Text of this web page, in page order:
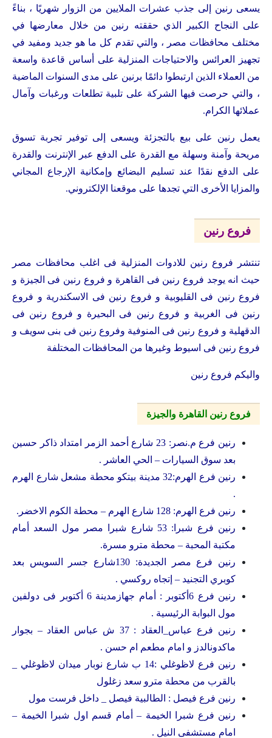
يسعى رنين إلى جذب عشرات الملايين من الزوار شهريًا ، بناءً
على النجاح الكبير الذي حققته رنين من خلال معارضها في
مختلف محافظات مصر ، والتي تقدم كل ما هو جديد ومفيد في
تجهيز العرائس والاحتياجات المنزلية على أساس قاعدة واسعة
من العملاء الذين ارتبطوا دائمًا برنين على مدى السنوات الماضية
، والتي حرصت فيها الشركة على تلبية تطلعات ورغبات وآمال
عملائها الكرام.
يعمل رنين على بيع بالتجزئة ويسعى إلى توفير تجربة تسوق
مريحة وآمنة وسهلة مع القدرة على الدفع عبر الإنترنت والقدرة
على الدفع نقدًا عند تسليم البضائع وإمكانية الإرجاع المجاني
والمزايا الأخرى التي تجدها على موقعنا الإلكتروني.
فروع رنين
تنتشر فروع رنين للادوات المنزلية فى اغلب محافظات مصر
حيث انه يوجد فروع رنين فى القاهرة و فروع رنين فى الجيزة و
فروع رنين فى القليوبية و فروع رنين فى الاسكندرية و فروع
رنين فى الغربية و فروع رنين فى البحيرة و فروع رنين فى
الدقهلية و فروع رنين فى المنوفية وفروع رنين فى بنى سويف و
فروع رنين فى اسيوط وغيرها من المحافظات المختلفة
واليكم فروع رنين
فروع رنين القاهرة والجيزة
رنين فرع م.نصر: 23 شارع أحمد الزمر امتداد ذاكر حسين
بعد سوق السيارات – الحي العاشر .
رنين فرع الهرم:32 مدينة بيتكو محطة مشعل شارع الهرم
.
رنين فرع الهرم: 128 شارع الهرم – محطة الكوم الاخضر.
رنين فرع شبرا: 53 شارع شبرا مصر مول السعد أمام
مكتبة المحبة – محطة مترو مسرة.
رنين فرع مصر الجديدة: 130شارع جسر السويس بعد
كوبري التجنيد – إتجاه روكسي .
رنين فرع 6أكتوبر : أمام جهازمدينة 6 أكتوبر فى دولفين
مول البوابة الرئيسية .
رنين فرع عباس_العقاد : 37 ش عباس العقاد – بجوار
ماكدونالدز و امام مطعم ام حسن .
رنين فرع لاظوغلي :14 ب شارع نوبار ميدان لاظوغلي _
بالقرب من محطة مترو سعد زغلول
رنين فرع فيصل : الطالبية فيصل _ داخل فرست مول
رنين فرع شبرا الخيمة – أمام قسم اول شبرا الخيمة –
امام مستشفى النيل .